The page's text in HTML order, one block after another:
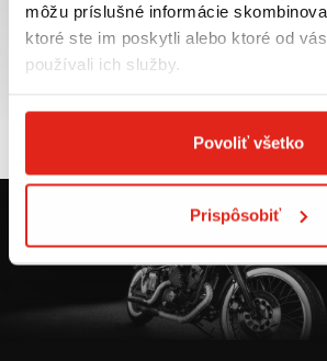
môžu príslušné informácie
ktoré ste im poskytli alebo ktoré od
používali ich služby.
Povoliť všetko
Prispôsobiť
HONDA SH150 SMART TOP BOX MODRÁ
Nový motocykel, Možný odpočet DPH, predaj na
vernostná karta ktorá zaručuje zľavu na doplnky,